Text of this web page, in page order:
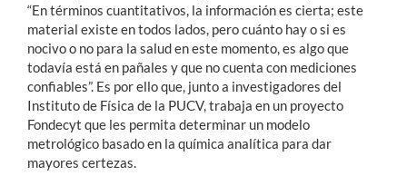
“En términos cuantitativos, la información es cierta; este
material existe en todos lados, pero cuánto hay o si es
nocivo o no para la salud en este momento, es algo que
todavía está en pañales y que no cuenta con mediciones
confiables”. Es por ello que, junto a investigadores del
Instituto de Física de la PUCV, trabaja en un proyecto
Fondecyt que les permita determinar un modelo
metrológico basado en la química analítica para dar
mayores certezas.